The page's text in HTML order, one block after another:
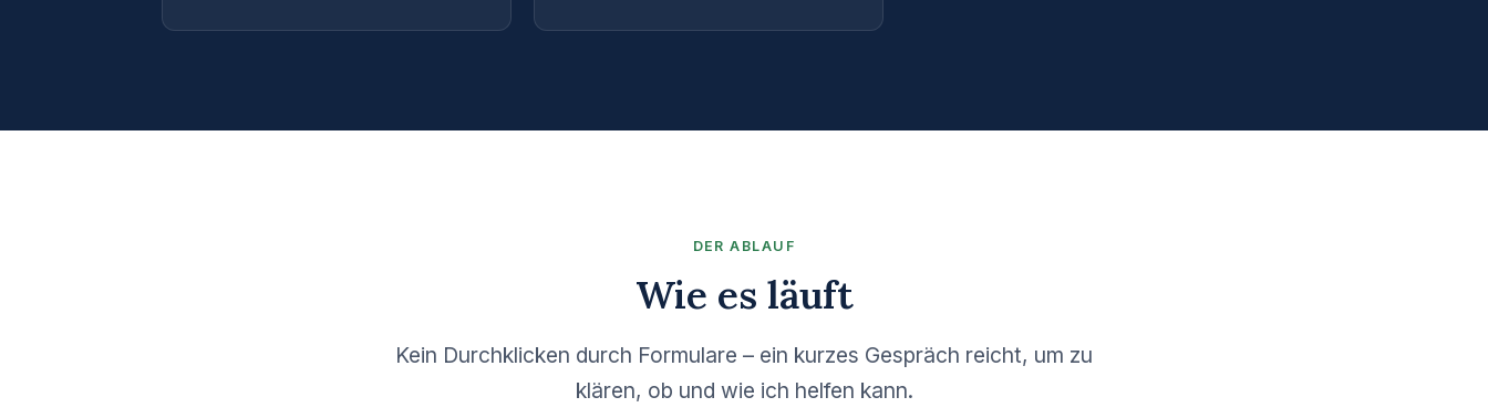
DER ABLAUF
Wie es läuft
Kein Durchklicken durch Formulare – ein kurzes Gespräch reicht, um zu
klären, ob und wie ich helfen kann.